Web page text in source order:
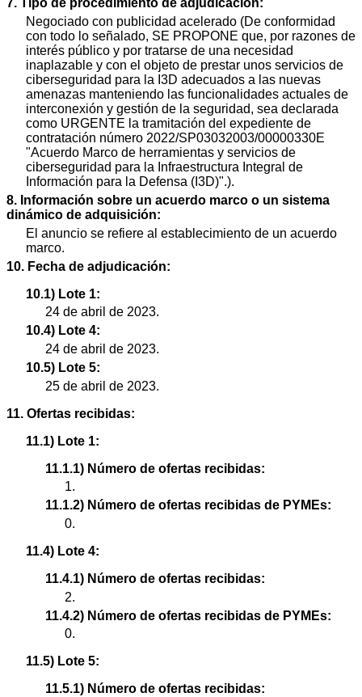
7. Tipo de procedimiento de adjudicación:
Negociado con publicidad acelerado (De conformidad
con todo lo señalado, SE PROPONE que, por razones de
interés público y por tratarse de una necesidad
inaplazable y con el objeto de prestar unos servicios de
ciberseguridad para la I3D adecuados a las nuevas
amenazas manteniendo las funcionalidades actuales de
interconexión y gestión de la seguridad, sea declarada
como URGENTE la tramitación del expediente de
contratación número 2022/SP03032003/00000330E
"Acuerdo Marco de herramientas y servicios de
ciberseguridad para la Infraestructura Integral de
Información para la Defensa (I3D)".).
8. Información sobre un acuerdo marco o un sistema
dinámico de adquisición:
El anuncio se refiere al establecimiento de un acuerdo
marco.
10. Fecha de adjudicación:
10.1) Lote 1:
24 de abril de 2023.
10.4) Lote 4:
24 de abril de 2023.
10.5) Lote 5:
25 de abril de 2023.
11. Ofertas recibidas:
11.1) Lote 1:
11.1.1) Número de ofertas recibidas:
1.
11.1.2) Número de ofertas recibidas de PYMEs:
0.
11.4) Lote 4:
11.4.1) Número de ofertas recibidas:
2.
11.4.2) Número de ofertas recibidas de PYMEs:
0.
11.5) Lote 5:
11.5.1) Número de ofertas recibidas: